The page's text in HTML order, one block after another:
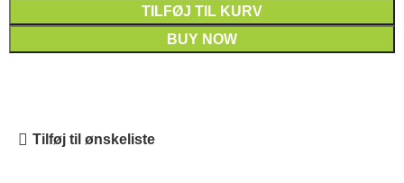
TILFØJ TIL KURV
BUY NOW
Tilføj til ønskeliste